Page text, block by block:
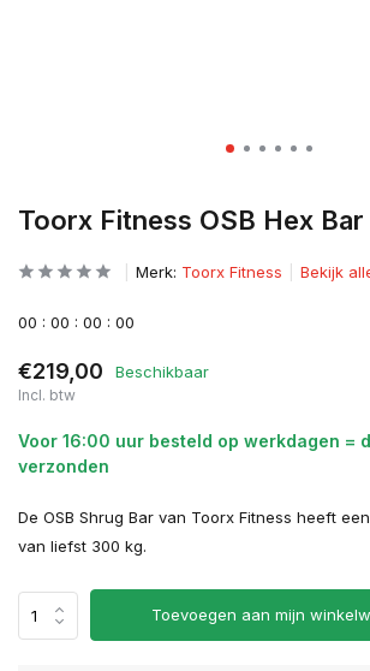
Toorx Fitness OSB Hex
Merk: Toorx Fitness Bekijk
00 : 00 : 00 : 00
€219,00 Beschikbaar
Incl. btw
Voor 16:00 uur besteld op werkdagen =
verzonden
De OSB Shrug Bar van Toorx Fitness heeft
van liefst 300 kg.
Toevoegen aan mijn